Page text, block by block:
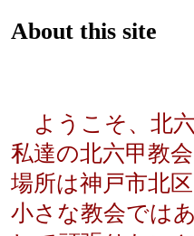
About this site
ようこそ、北
私達の北六甲教
場所は神戸市北
小さな教会では